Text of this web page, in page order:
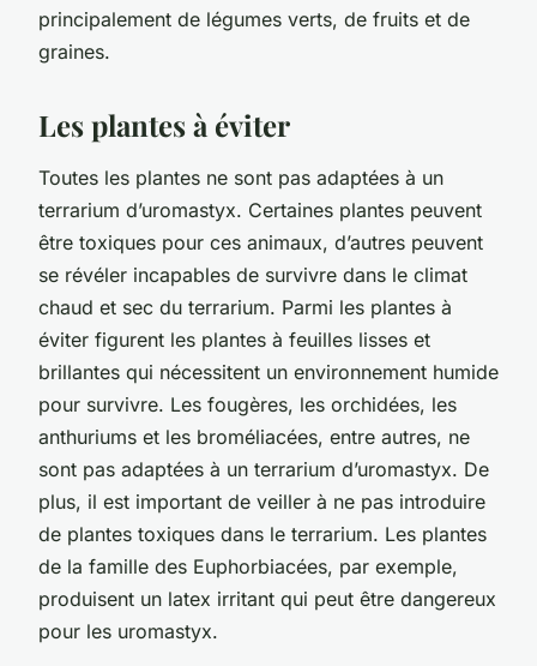
principalement de légumes verts, de fruits et de
graines.
Les plantes à éviter
Toutes les plantes ne sont pas adaptées à un
terrarium d’uromastyx. Certaines plantes peuvent
être toxiques pour ces animaux, d’autres peuvent
se révéler incapables de survivre dans le climat
chaud et sec du terrarium. Parmi les plantes à
éviter figurent les plantes à feuilles lisses et
brillantes qui nécessitent un environnement humide
pour survivre. Les fougères, les orchidées, les
anthuriums et les broméliacées, entre autres, ne
sont pas adaptées à un terrarium d’uromastyx. De
plus, il est important de veiller à ne pas introduire
de plantes toxiques dans le terrarium. Les plantes
de la famille des Euphorbiacées, par exemple,
produisent un latex irritant qui peut être dangereux
pour les uromastyx.